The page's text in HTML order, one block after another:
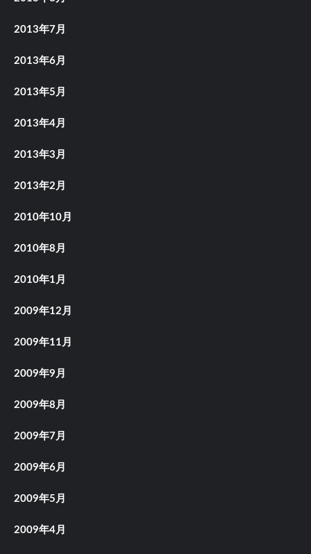
2013年7月
2013年6月
2013年5月
2013年4月
2013年3月
2013年2月
2010年10月
2010年8月
2010年1月
2009年12月
2009年11月
2009年9月
2009年8月
2009年7月
2009年6月
2009年5月
2009年4月